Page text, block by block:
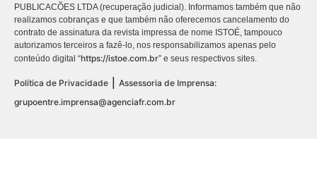
PUBLICACÕES LTDA (recuperação judicial). Informamos também que não
realizamos cobranças e que também não oferecemos cancelamento do
contrato de assinatura da revista impressa de nome ISTOÉ, tampouco
autorizamos terceiros a fazê-lo, nos responsabilizamos apenas pelo
conteúdo digital “https://istoe.com.br” e seus respectivos sites.
Política de Privacidade
Assessoria de Imprensa:
grupoentre.imprensa@agenciafr.com.br